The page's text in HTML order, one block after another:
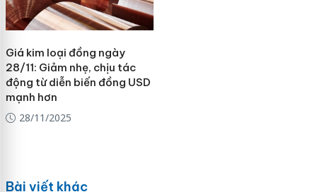
Giá kim loại đồng ngày
28/11: Giảm nhẹ, chịu tác
động từ diễn biến đồng USD
mạnh hơn
28/11/2025
Bài viết khác